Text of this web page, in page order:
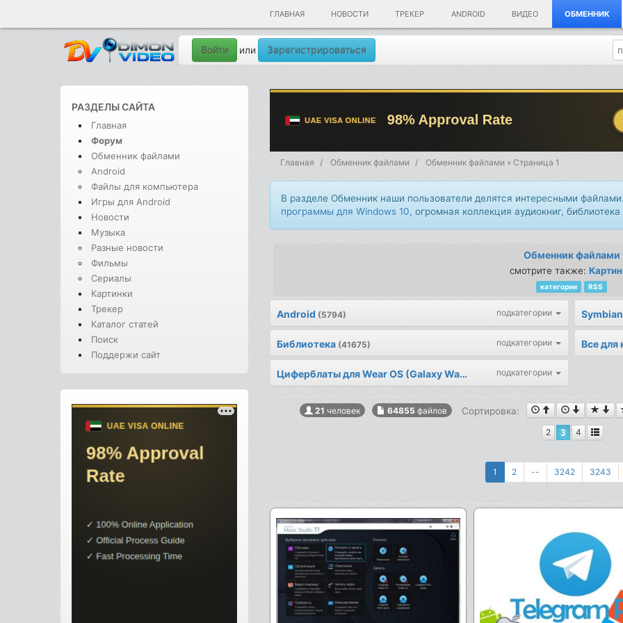
ГЛАВНАЯ НОВОСТИ ТРЕКЕР ANDROID ВИДЕО ОБМЕННИК
Войти или Зарегистрироваться
РАЗДЕЛЫ САЙТА
Главная
Форум
Обменник файлами
Android
Файлы для компьютера
Игры для Android
Новости
Музыка
Разные новости
Фильмы
Сериалы
Картинки
Трекер
Каталог статей
Поиск
Поддержи сайт
Главная Обменник файлами Обменник файлами » Страница 1
В разделе Обменник наши пользователи делятся интересными
программы для Windows 10, огромная коллекция аудиокниг,
Обменник файлами
смотрите также:
категории RSS
Android (5794) подкатегории Symbian
Библиотека (41675) подкатегории Все для
Циферблаты для Wear OS (Galaxy Watch) (147)подкатегории
21 человек 64855 файлов Сортировка:
2 3 4
1 2 -- 3242 3243